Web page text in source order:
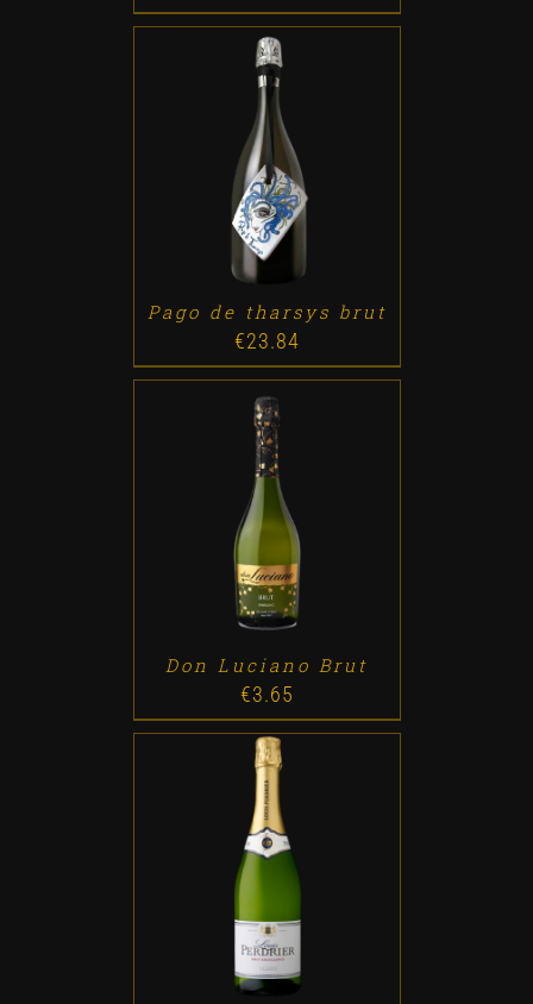
ADD TO CART / DETALLES
Pago de tharsys brut
€23.84
ADD TO CART /
Don Luciano Brut
€3.65
ADD TO CART